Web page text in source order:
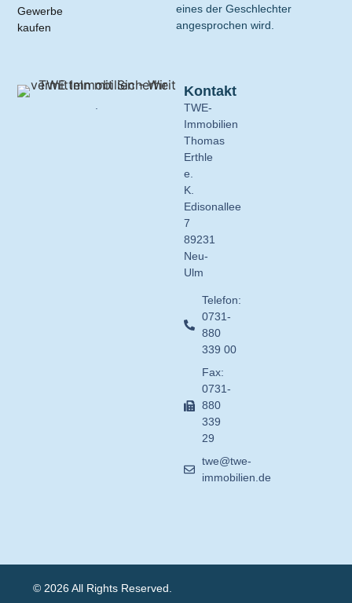
eines der Geschlechter
angesprochen wird.
Kontakt
TWE-
Immobilien
Thomas
Erthle
e.
K.
Edisonallee
7
89231
Neu-
Ulm
Telefon:
0731-
880
339 00
Fax:
0731-
880
339
29
twe@twe-
immobilien.de
Gewerbe
kaufen
© 2026 All Rights Reserved.